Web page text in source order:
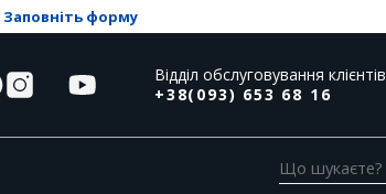
Заповніть форму
Відділ обслуговування клієнтів
+38(093) 653 68 16